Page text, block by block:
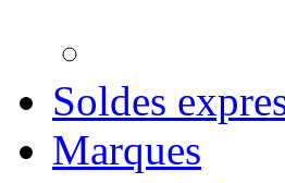
Soldes
Marques